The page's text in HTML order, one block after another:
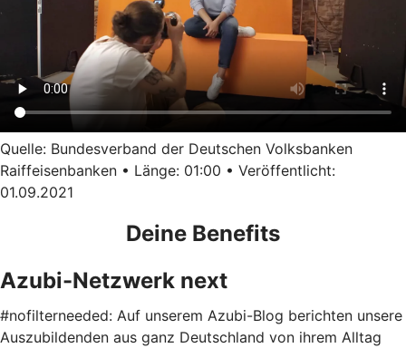
Quelle: Bundesverband der Deutschen Volksbanken
Raiffeisenbanken • Länge: 01:00 • Veröffentlicht:
01.09.2021
Deine Benefits
Azubi-Netzwerk next
#nofilterneeded: Auf unserem Azubi-Blog berichten unsere
Auszubildenden aus ganz Deutschland von ihrem Alltag